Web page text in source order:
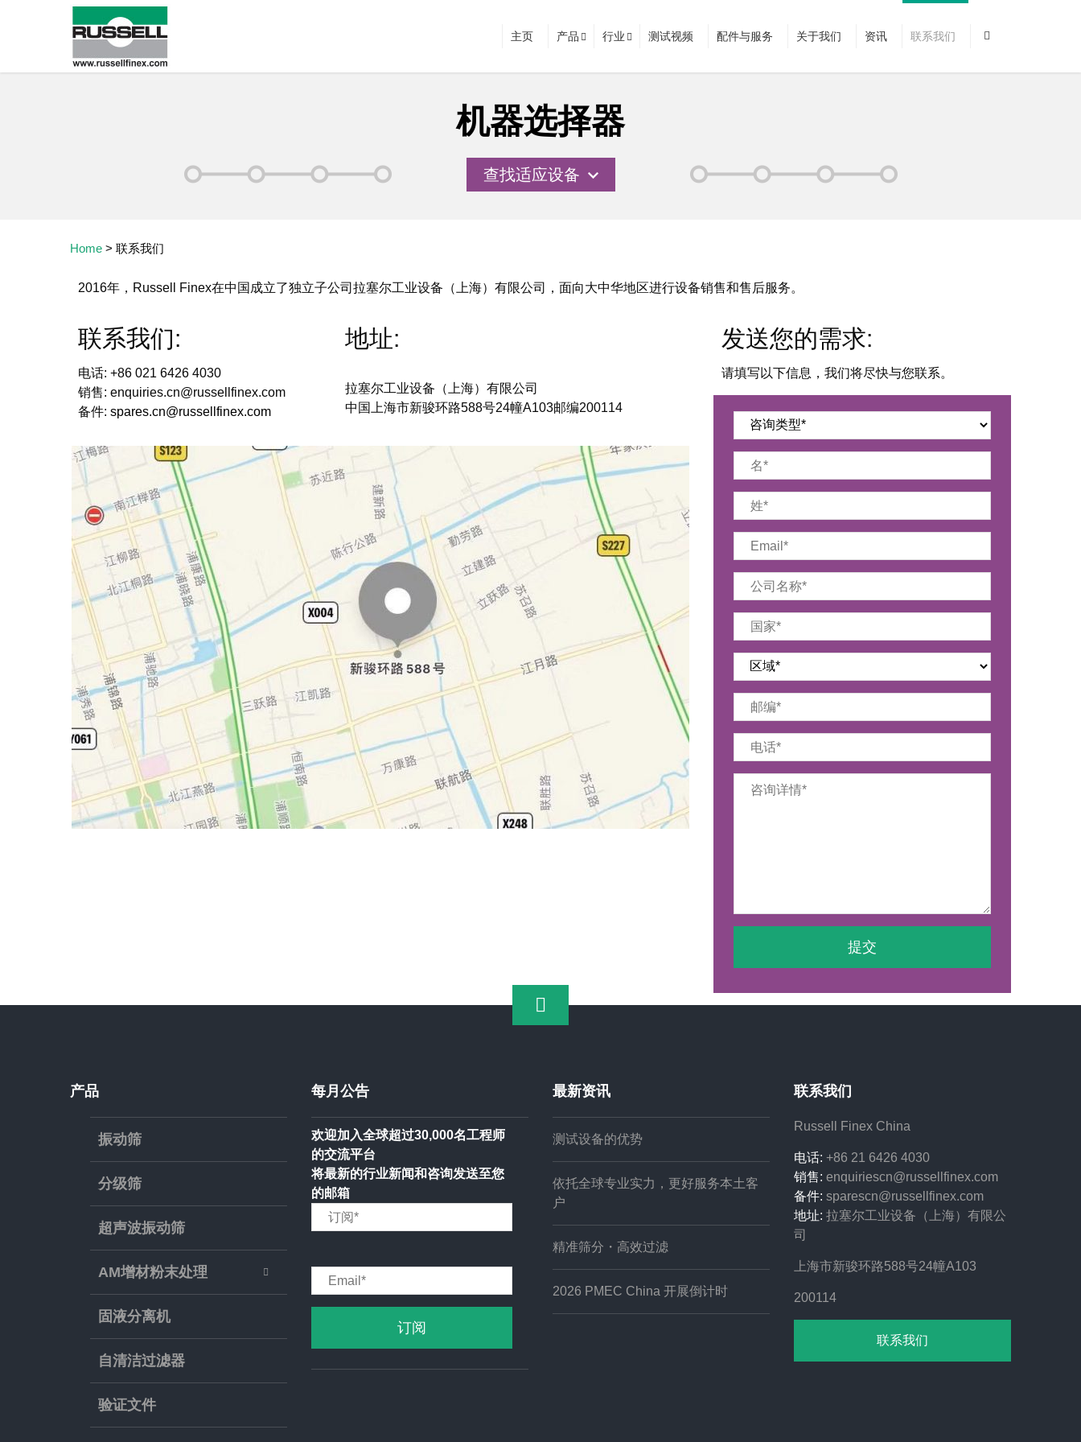
主页 产品 行业 测试视频 配件与服务 关于我们 资讯 联系我们
机器选择器
查找适应设备
Home > 联系我们
2016年，Russell Finex在中国成立了独立子公司拉塞尔工业设备（上海）有限公司，面向大中华地区进行设备销售和售后服务。
联系我们: 地址:
电话: +86 021 6426 4030
销售: enquiries.cn@russellfinex.com
备件: spares.cn@russellfinex.com
拉塞尔工业设备（上海）有限公司
中国上海市新骏环路588号24幢A103邮编200114
发送您的需求:
请填写以下信息，我们将尽快与您联系。
产品
振动筛
分级筛
超声波振动筛
AM增材粉末处理
固液分离机
自清洁过滤器
验证文件
每月公告
欢迎加入全球超过30,000名工程师
的交流平台
将最新的行业新闻和咨询发送至您
的邮箱
最新资讯
测试设备的优势
依托全球专业实力，更好服务本土客
户
精准筛分・高效过滤
2026 PMEC China 开展倒计时
联系我们
Russell Finex China
电话: +86 21 6426 4030
销售: enquiriescn@russellfinex.com
备件: sparescn@russellfinex.com
地址: 拉塞尔工业设备（上海）有限公
司
上海市新骏环路588号24幢A103
200114
联系我们